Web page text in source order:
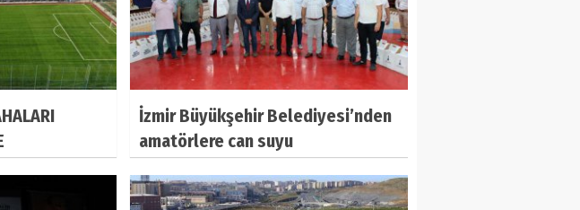
İzmir Büyükşehir Belediyesi’nden
amatörlere can suyu